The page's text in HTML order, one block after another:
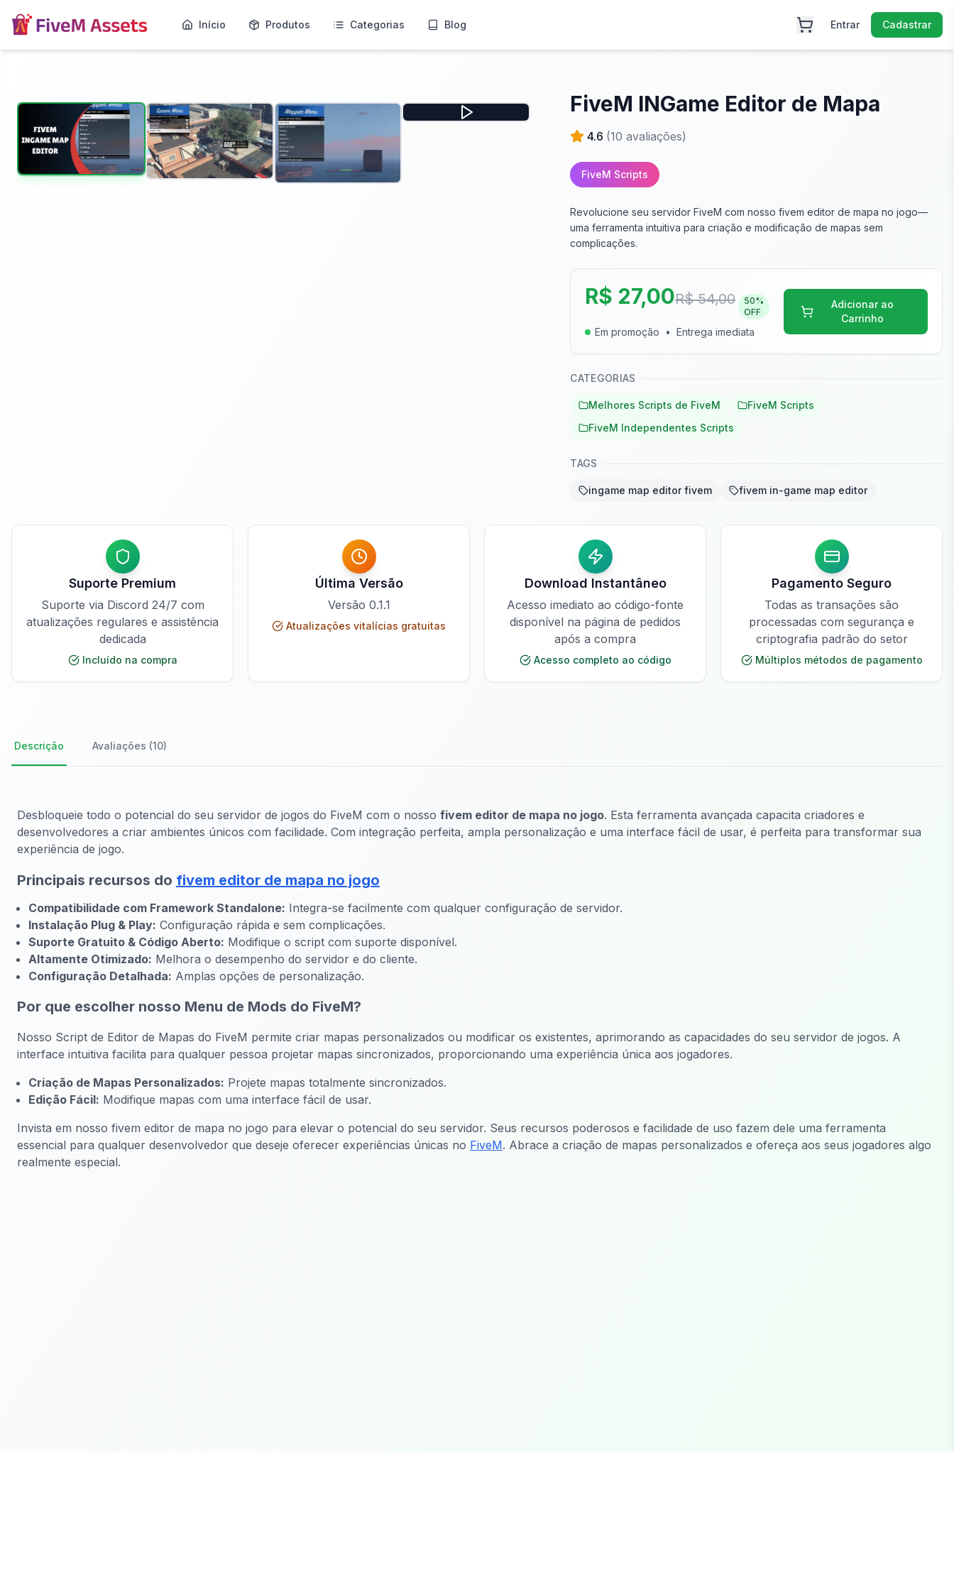
Início Produtos Categorias Blog Entrar Cadastrar
FiveM INGame Editor de Mapa
4.6 (10 avaliações)
FiveM Scripts
Revolucione seu servidor FiveM com nosso fivem editor de mapa no jogo—
uma ferramenta intuitiva para criação e modificação de mapas sem
complicações.
R$ 27,00R$ 54,00 50%
OFF
Em promoção • Entrega imediata
Adicionar ao
Carrinho
CATEGORIAS
Melhores Scripts de FiveM
FiveM Scripts
FiveM Independentes Scripts
TAGS
ingame map editor fivem fivem in-game map editor
Suporte Premium
Suporte via Discord 24/7 com
atualizações regulares e assistência
dedicada
Incluído na compra
Última Versão
Versão 0.1.1
Atualizações vitalícias gratuitas
Download Instantâneo
Acesso imediato ao código-fonte
disponível na página de pedidos
após a compra
Acesso completo ao código
Pagamento Seguro
Todas as transações são
processadas com segurança e
criptografia padrão do setor
Múltiplos métodos de pagamento
Descrição Avaliações (10)
Desbloqueie todo o potencial do seu servidor de jogos do FiveM com o nosso fivem editor de mapa no jogo. Esta ferramenta avançada capacita criadores e
desenvolvedores a criar ambientes únicos com facilidade. Com integração perfeita, ampla personalização e uma interface fácil de usar, é perfeita para transformar sua
experiência de jogo.
Principais recursos do fivem editor de mapa no jogo
Compatibilidade com Framework Standalone: Integra-se facilmente com qualquer configuração de servidor.
Instalação Plug & Play: Configuração rápida e sem complicações.
Suporte Gratuito & Código Aberto: Modifique o script com suporte disponível.
Altamente Otimizado: Melhora o desempenho do servidor e do cliente.
Configuração Detalhada: Amplas opções de personalização.
Por que escolher nosso Menu de Mods do FiveM?
Nosso Script de Editor de Mapas do FiveM permite criar mapas personalizados ou modificar os existentes, aprimorando as capacidades do seu servidor de jogos. A
interface intuitiva facilita para qualquer pessoa projetar mapas sincronizados, proporcionando uma experiência única aos jogadores.
Criação de Mapas Personalizados: Projete mapas totalmente sincronizados.
Edição Fácil: Modifique mapas com uma interface fácil de usar.
Invista em nosso fivem editor de mapa no jogo para elevar o potencial do seu servidor. Seus recursos poderosos e facilidade de uso fazem dele uma ferramenta
essencial para qualquer desenvolvedor que deseje oferecer experiências únicas no FiveM. Abrace a criação de mapas personalizados e ofereça aos seus jogadores algo
realmente especial.